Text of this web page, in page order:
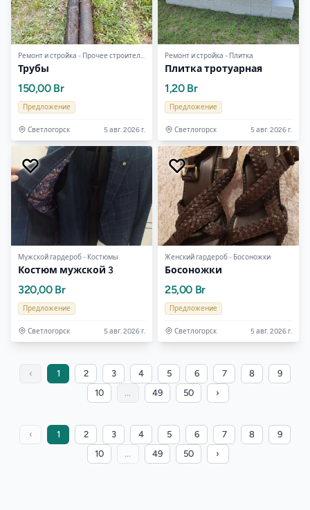
Ремонт и стройка - Прочее строительное оборудование
Трубы
150,00 Br
Предложение
Светлогорск 5 авг. 2026 г.
Ремонт и стройка - Плитка
Плитка тротуарная
1,20 Br
Предложение
Светлогорск 5 авг. 2026 г.
Мужской гардероб - Костюмы
Костюм мужской 3
320,00 Br
Предложение
Светлогорск 5 авг. 2026 г.
Женский гардероб - Босоножки
Босоножки
25,00 Br
Предложение
Светлогорск 5 авг. 2026 г.
‹ 1 2 3 4 5 6 7 8
9
10
... 49 50 ›
‹ 1 2 3 4 5 6 7 8
9
10
... 49 50 ›